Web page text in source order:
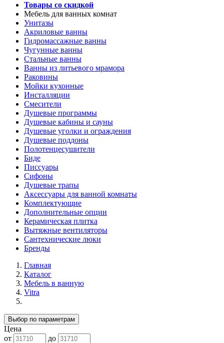
Товары со скидкой
Мебель для ванных комнат
Унитазы
Акриловые ванны
Гидромассажные ванны
Чугунные ванны
Стальные ванны
Ванны из литьевого мрамора
Раковины
Мойки кухонные
Инсталляции
Смесители
Душевые программы
Душевые кабины и сауны
Душевые уголки и ограждения
Душевые поддоны
Полотенцесушители
Биде
Писсуары
Сифоны
Душевые трапы
Аксессуары для ванной комнаты
Комплектующие
Дополнительные опции
Керамическая плитка
Вытяжные вентиляторы
Сантехнические люки
Бренды
Главная
Каталог
Мебель в ванную
Vitra
Выбор по параметрам
Цена
от
до